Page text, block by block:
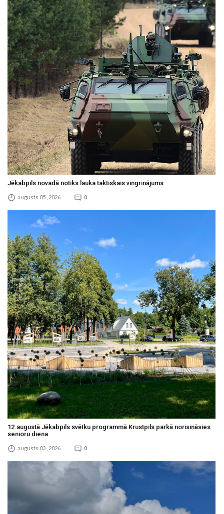
Jēkabpils novadā notiks lauka taktiskais vingrinājums
augusts 05 , 2026 0
12.augustā Jēkabpils svētku programmā Krustpils parkā norisināsies
senioru diena
augusts 03 , 2026 0